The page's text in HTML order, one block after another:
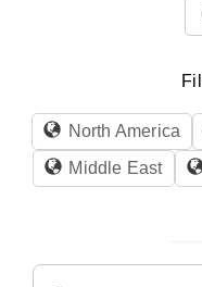
North America
Middle East